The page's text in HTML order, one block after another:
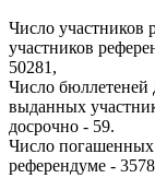
Число участников
участников
50281,
Число бюллетеней
выданных
досрочно - 59.
Число погашенных
референдуме -